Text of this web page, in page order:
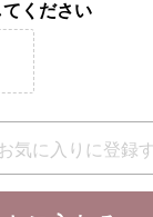
ください
お気に入りに登録